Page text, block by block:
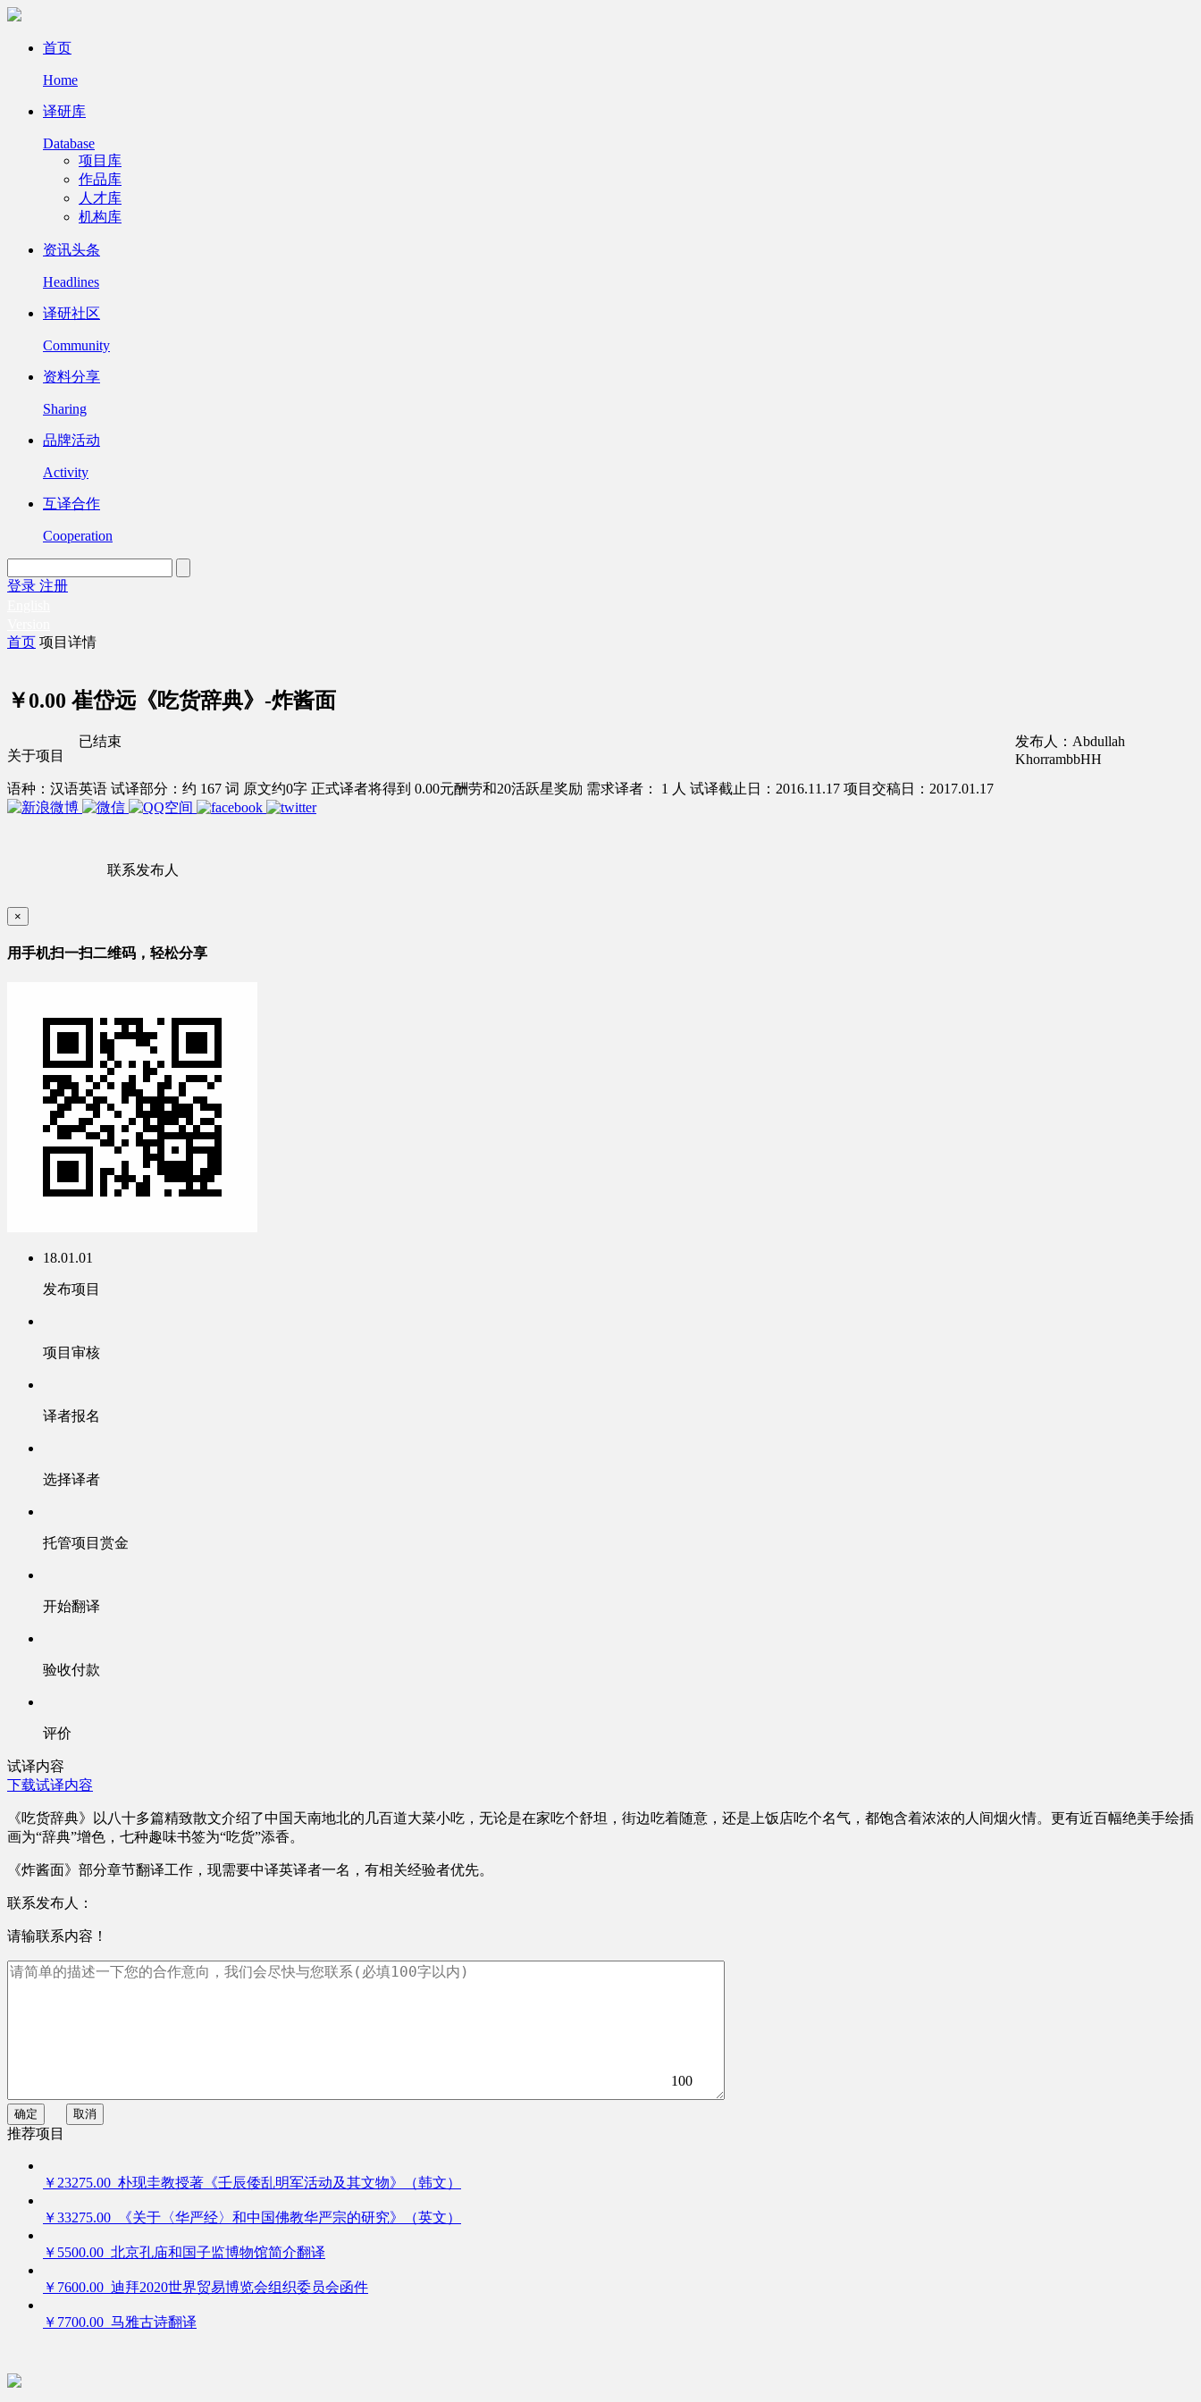
首页
Home
译研库
Database
项目库
作品库
人才库
机构库
资讯头条
Headlines
译研社区
Community
资料分享
Sharing
品牌活动
Activity
互译合作
Cooperation
登录 注册
首页 项目详情
￥0.00 崔岱远《吃货辞典》-炸酱面
关于项目
发布人：Abdullah
KhorrambbHH
语种：汉语英语 试译部分：约 167 词 原文约0字 正式译者将得到 0.00元酬劳和20活跃星奖励 需求译者： 1 人 试译截止日：2016.11.17 项目交稿日：2017.01.17
联系发布人
已结束
×
用手机扫一扫二维码，轻松分享
18.01.01
发布项目
项目审核
译者报名
选择译者
托管项目赏金
开始翻译
验收付款
评价
试译内容
下载试译内容
《吃货辞典》以八十多篇精致散文介绍了中国天南地北的几百道大菜小吃，无论是在家吃个舒坦，街边吃着随意，还是上饭店吃个名气，都饱含着浓浓的人间烟火情。更有近百幅绝美手绘插
画为“辞典”增色，七种趣味书签为“吃货”添香。
《炸酱面》部分章节翻译工作，现需要中译英译者一名，有相关经验者优先。
联系发布人：
请输联系内容！
100
确定 取消
推荐项目
￥23275.00 朴现圭教授著《壬辰倭乱明军活动及其文物》（韩文）
￥33275.00 《关于〈华严经〉和中国佛教华严宗的研究》（英文）
￥5500.00 北京孔庙和国子监博物馆简介翻译
￥7600.00 迪拜2020世界贸易博览会组织委员会函件
￥7700.00 马雅古诗翻译